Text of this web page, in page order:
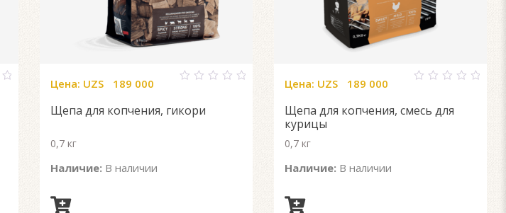
of
Цена: UZS 189 000
Щепа для копчения, гикори
0,7 кг
Наличие: В наличии
of
Цена: UZS 189 000
Щепа для копчения, смесь для
курицы
0,7 кг
Наличие: В наличии